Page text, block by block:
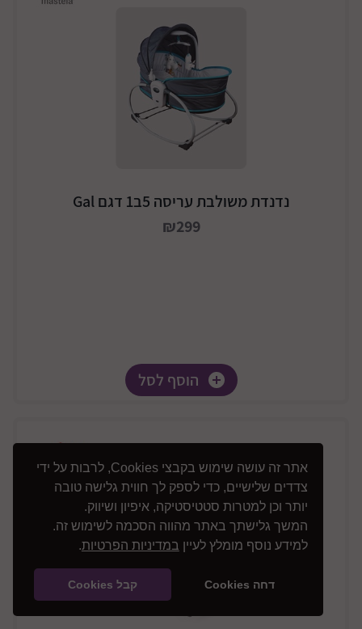
אתר זה עושה שימוש בקבצי Cookies, לרבות על ידי
צדדים שלישיים, כדי לספק לך חווית גלישה טובה
יותר וכן למטרות סטטיסטיקה, איפיון ושיווק.
המשך גלישתך באתר מהווה הסכמה לשימוש זה.
למידע נוסף מומלץ לעיין במדיניות הפרטיות.
דחה Cookies קבל Cookies
נדנדת משולבת עריסה 5ב1 דגם Gal
₪299
הוסף לסל